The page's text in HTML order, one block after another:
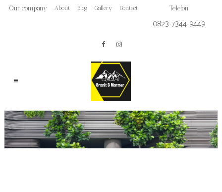
Our company About Blog Gallery Contact Telefon
0823-7344-9449